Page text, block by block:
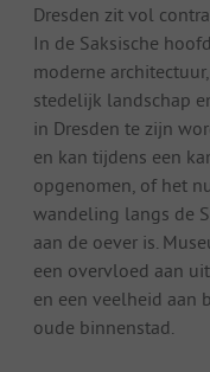
Dresden zit vol
In de Saksische
moderne
stedelijk landschap
in Dresden te zijn
en kan tijdens een
opgenomen, of het
wandeling langs de
aan de oever is.
een overvloed aan
en een veelheid aan
oude binnenstad.